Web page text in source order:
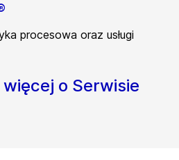
procesowa oraz usługi
o Serwisie